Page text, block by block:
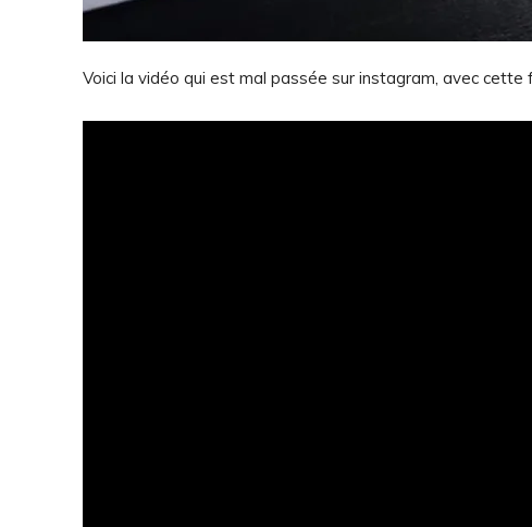
Voici la vidéo qui est mal passée sur instagram, avec cette